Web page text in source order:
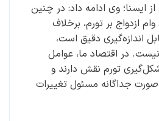
ایسنا؛ وی ادامه داد: در چنین
ازدواج بر تورم، برخلاف
اندازه‌گیری دقیق است،
در اقتصاد ما، عوامل
تورم نقش دارند و
جداگانه مسئول تغییرات